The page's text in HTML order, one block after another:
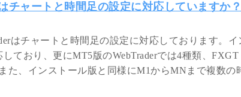
チャートと時間足の設定に対応していますか？
はチャートと時間足の設定に対応しております。
ており、更にMT5版のWebTraderでは4種類、
た、インストール版と同様にM1からMNまで複数の